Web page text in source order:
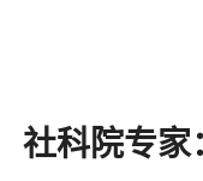
社科院专家